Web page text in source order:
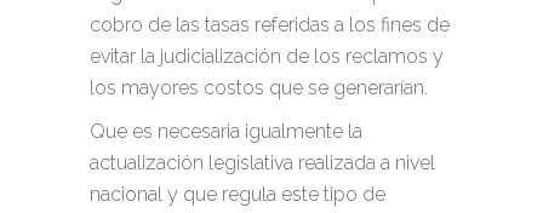
cobro de las tasas referidas a los fines de
evitar la judicialización de los reclamos y
los mayores costos que se generarían.
Que es necesaria igualmente la
actualización legislativa realizada a nivel
nacional y que regula este tipo de